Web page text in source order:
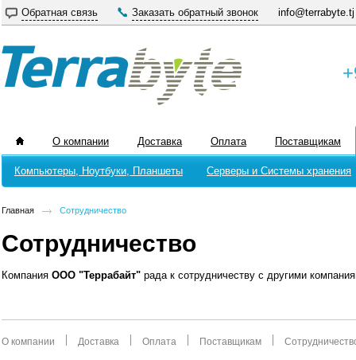
Обратная связь Заказать обратный звонок info@terrabyte.tj
О компании Доставка Оплата Поставщикам
Компьютеры, Ноутбуки, Планшеты Серверы и Системы хранения
Главная Сотрудничество
Сотрудничество
Компания ООО "Террабайт" рада к сотрудничеству с другими
О компании Доставка Оплата Поставщикам